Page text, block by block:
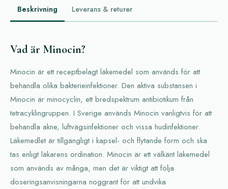
Beskrivning Leverans & returer
Vad är Minocin?
Minocin är ett receptbelagt läkemedel som används för att
behandla olika bakterieinfektioner. Den aktiva substansen i
Minocin är minocyclin, ett bredspektrum antibiotikum från
tetracyklingruppen. I Sverige används Minocin vanligtvis för att
behandla akne, luftvägsinfektioner och vissa hudinfektioner.
Läkemedlet är tillgängligt i kapsel- och flytande form och ska
tas enligt läkarens ordination. Minocin är ett välkänt läkemedel
som används av många, men det är viktigt att följa
doseringsanvisningarna noggrant för att undvika